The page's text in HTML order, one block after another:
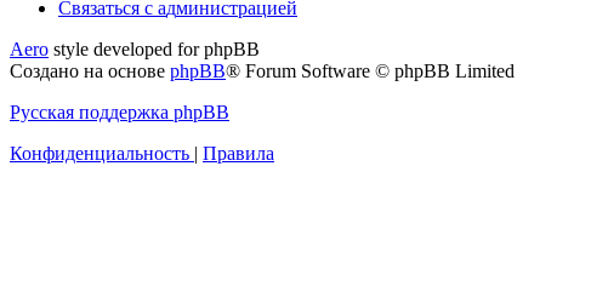
Связаться
администрацией
Связаться с администрацией
Aero style developed for phpBB
Создано на основе phpBB® Forum Software © phpBB Limited
Русская поддержка phpBB
Конфиденциальность | Правила